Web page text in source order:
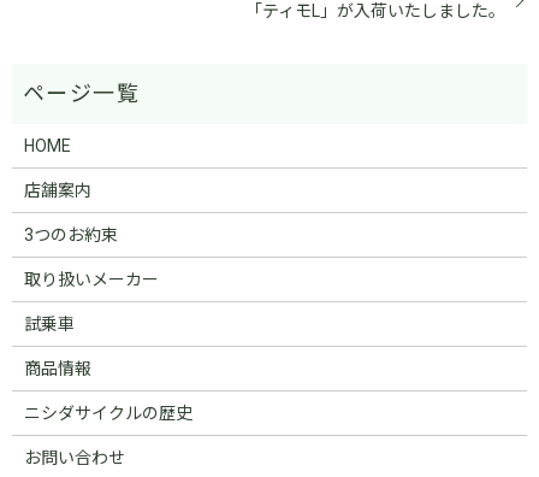
「ティモL」が入荷いたしました。
HOME
店舗案内
3つのお約束
取り扱いメーカー
試乗車
商品情報
ニシダサイクルの歴史
お問い合わせ